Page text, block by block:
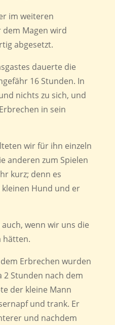
im weiteren
Magen wird
abgesetzt.
dauerte die
16 Stunden. In
nichts zu sich, und
in sein
wir für ihn einzeln
anderen zum Spielen
kurz; denn es
Hund und er
wenn wir uns die
hätten.
Erbrechen wurden
Stunden nach dem
der kleine Mann
und trank. Er
und nachdem